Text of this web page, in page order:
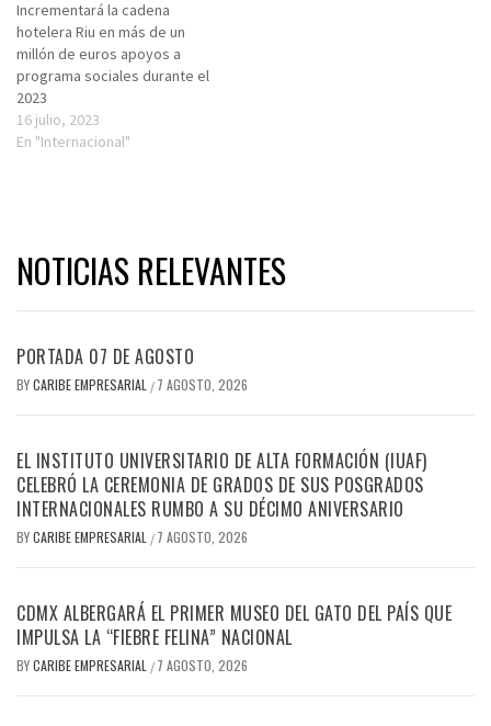
Incrementará la cadena
hotelera Riu en más de un
millón de euros apoyos a
programa sociales durante el
2023
16 julio, 2023
En "Internacional"
NOTICIAS RELEVANTES
PORTADA 07 DE AGOSTO
BYCARIBE EMPRESARIAL / 7 AGOSTO, 2026
EL INSTITUTO UNIVERSITARIO DE ALTA FORMACIÓN (IUAF)
CELEBRÓ LA CEREMONIA DE GRADOS DE SUS POSGRADOS
INTERNACIONALES RUMBO A SU DÉCIMO ANIVERSARIO
BYCARIBE EMPRESARIAL / 7 AGOSTO, 2026
CDMX ALBERGARÁ EL PRIMER MUSEO DEL GATO DEL PAÍS QUE
IMPULSA LA “FIEBRE FELINA” NACIONAL
BYCARIBE EMPRESARIAL / 7 AGOSTO, 2026